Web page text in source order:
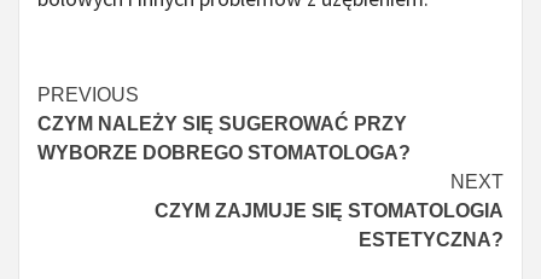
Continue
Reading
PREVIOUS
CZYM NALEŻY SIĘ SUGEROWAĆ PRZY
WYBORZE DOBREGO STOMATOLOGA?
NEXT
CZYM ZAJMUJE SIĘ STOMATOLOGIA
ESTETYCZNA?